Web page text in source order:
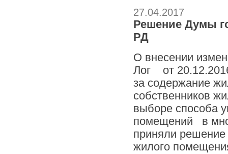
27.04.2017
Решение Думы
РД
О внесении
Лог от
за содержание
собственников
выборе способа
помещений в
приняли
жилого